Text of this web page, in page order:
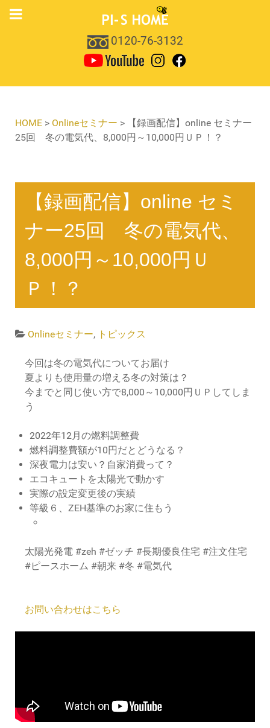
0120-76-3132
HOME > Onlineセミナー >
【録画配信】online セミナー
25回 冬の電気代、8,000円～10,000円ＵＰ！？
【録画配信】online セミ
ナー25回 冬の電気代、
8,000円～10,000円Ｕ
Ｐ！？
Onlineセミナー, トピックス
今回は冬の電気代についてお届け
夏よりも使用量の増える冬の対策は？
今までと同じ使い方で8,000～10,000円ＵＰしてしま
う
2022年12月の燃料調整費
燃料調整費額が10円だとどうなる？
深夜電力は安い？自家消費って？
エコキュートを太陽光で動かす
実際の設定変更後の実績
等級６、ZEH基準のお家に住もう
太陽光発電 #zeh #ゼッチ #長期優良住宅 #注文住宅
#ピースホーム #朝来 #冬 #電気代
お問い合わせはこちら